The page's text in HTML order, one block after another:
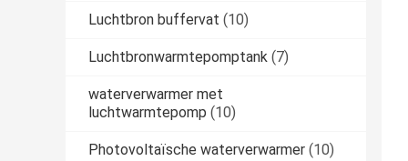
Luchtbron buffervat (10)
Luchtbronwarmtepomptank (7)
waterverwarmer met
luchtwarmtepomp (10)
Photovoltaïsche waterverwarmer (10)